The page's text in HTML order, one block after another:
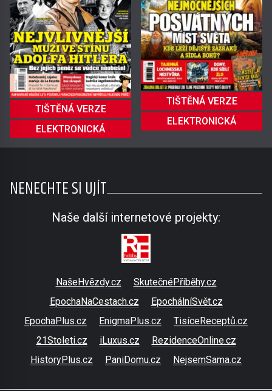
TIŠTĚNÁ VERZE
ELEKTRONICKÁ
TIŠTĚNÁ VERZE
ELEKTRONICKÁ
NENECHTE SI UJÍT
Naše další internetové projekty:
NašeHvězdy.cz
SkutečnéPříběhy.cz
EpochaNaCestach.cz
EpochálníSvět.cz
EpochaPlus.cz
EnigmaPlus.cz
TisíceReceptů.cz
21Stoleti.cz
iLuxus.cz
RezidenceOnline.cz
HistoryPlus.cz
PaniDomu.cz NejsemSama.cz